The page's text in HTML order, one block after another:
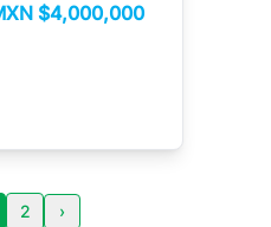
$4,000,000
2
›